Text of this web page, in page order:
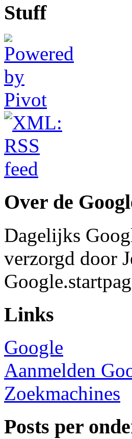
Stuff
Over de
Dagelijks
verzorgd door
Links
Google
Aanmelden
Zoekmachines
Posts per